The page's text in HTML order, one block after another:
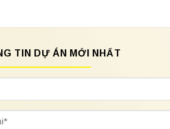
TIN DỰ ÁN MỚI NHẤT